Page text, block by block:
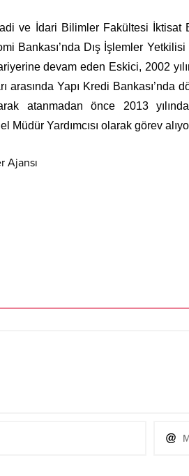
ve İdari Bilimler Fakültesi İktisat
Bankası’nda Dış İşlemler Yetkilisi
devam eden Eskici, 2002
arasında Yapı Kredi
atanmadan önce 2013
Müdür Yardımcısı olarak görev
Ajansı